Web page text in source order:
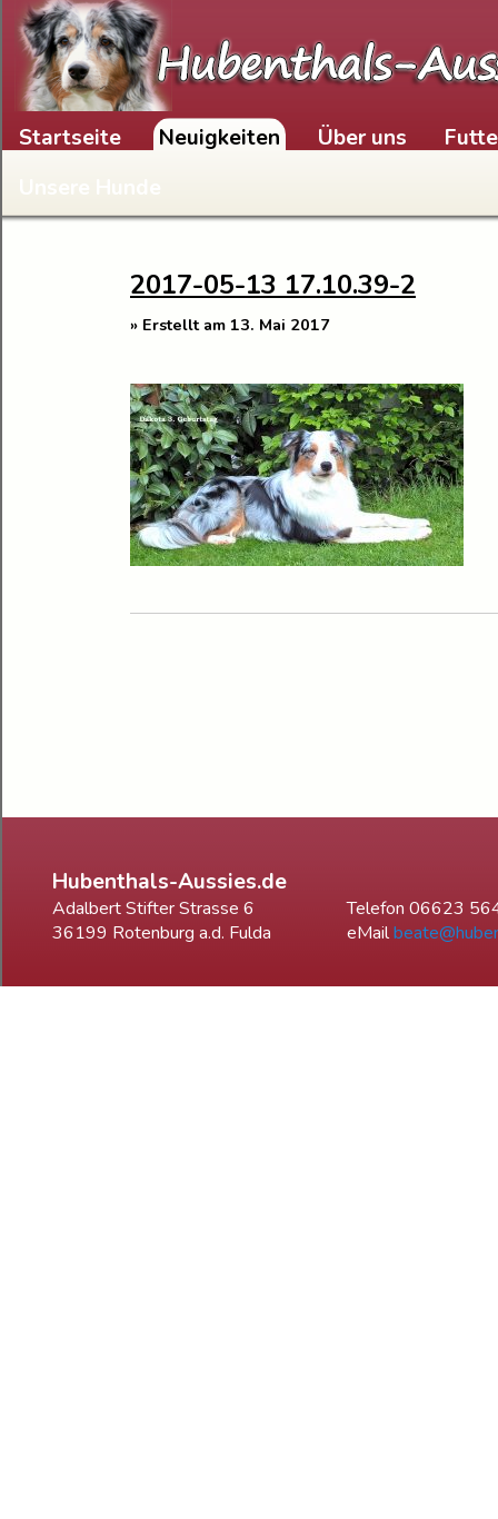
Skip to content
Startseite Neuigkeiten Über uns
Unsere Hunde
2017-05-13 17.10.39-2
» Erstellt am 13. Mai 2017
Hubenthals-Aussies.de
Adalbert Stifter Strasse 6
Telefon 06623
36199 Rotenburg a.d. Fulda
eMail